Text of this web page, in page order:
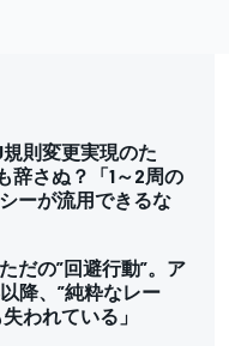
規則変更実現のた
辞さぬ？「1～2周の
ーが流用できるな
だの”回避行動”。ア
降、”純粋なレー
われている」